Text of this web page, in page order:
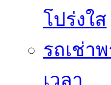
โปร่งใส
รถเช่า
เวลา